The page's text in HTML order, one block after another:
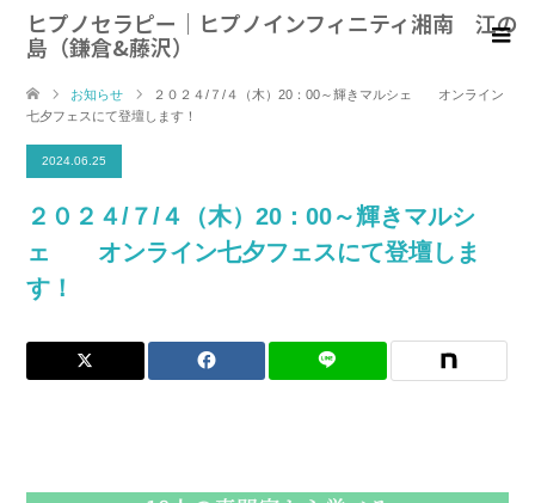
ヒプノセラピー｜ヒプノインフィニティ湘南 江の
島（鎌倉&藤沢）
お知らせ
２０２４/７/４（木）20：00～輝きマルシェ オンライン
七夕フェスにて登壇します！
2024.06.25
２０２４/７/４（木）20：00～輝きマルシ
ェ オンライン七夕フェスにて登壇しま
す！